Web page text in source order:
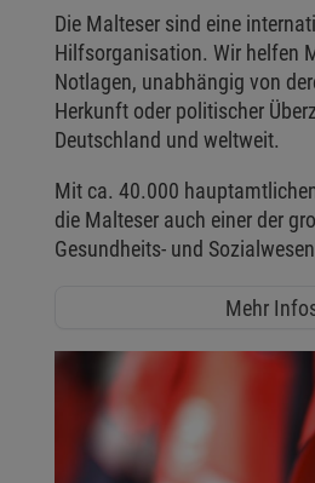
Die Malteser sind eine
Hilfsorganisation. Wir helfen
Notlagen, unabhängig von
Herkunft oder politischer
Deutschland und weltweit.
Mit ca. 40.000
die Malteser auch einer der
Gesundheits- und
Mehr